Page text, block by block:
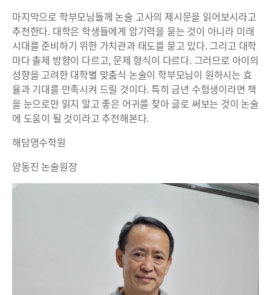
마지막으로 학부모님들께 논술 고사의 제시문을 읽어보시라고
추천한다. 대학은 학생들에게 암기력을 묻는 것이 아니라 미래
시대를 준비하기 위한 가치관과 태도를 묻고 있다. 그리고 대학
마다 출제 방향이 다르고, 문제 형식이 다르다. 그러므로 아이의
성향을 고려한 대학별 맞춤식 논술이 학부모님이 원하시는 효
율과 기대를 만족시켜 드릴 것이다. 특히 금년 수험생이라면 책
을 눈으로만 읽지 말고 좋은 어귀를 찾아 글로 써보는 것이 논술
에 도움이 될 것이라고 추천해본다.
해담영수학원
양동진 논술원장